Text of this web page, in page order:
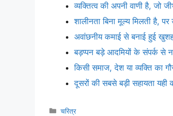
व्यक्तित्व की अपनी वाणी है, जो
शालीनता बिना मूल्य मिलती है,
अवांछनीय कमाई से बनाई हुई
बड़प्पन बड़े आदमियों के संपर्क से
किसी समाज, देश या व्यक्ति का
दूसरों की सबसे बड़ी सहायता
Categories
चरित्र